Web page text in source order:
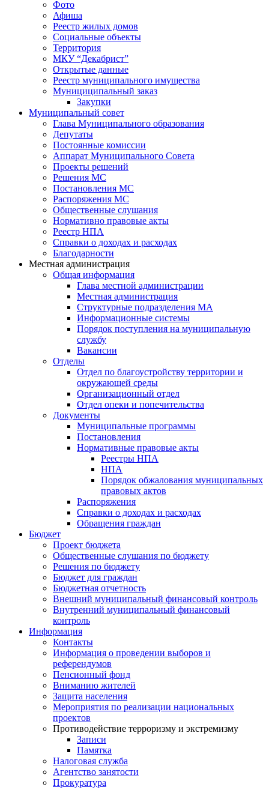
Фото
Афиша
Реестр жилых домов
Социальные объекты
Территория
МКУ “Декабрист”
Открытые данные
Реестр муниципального имущества
Мунициципальный заказ
Закупки
Муниципальный совет
Глава Муниципального образования
Депутаты
Постоянные комиссии
Аппарат Муниципального Совета
Проекты решений
Решения МС
Постановления МС
Распоряжения МС
Общественные слушания
Нормативно правовые акты
Реестр НПА
Справки о доходах и расходах
Благодарности
Местная администрация
Общая информация
Глава местной администрации
Местная администрация
Структурные подразделения МА
Информационные системы
Порядок поступления на муниципальную
службу
Вакансии
Отделы
Отдел по благоустройству территории и
окружающей среды
Организационный отдел
Отдел опеки и попечительства
Документы
Муниципальные программы
Постановления
Нормативные правовые акты
Реестры НПА
НПА
Порядок обжалования муниципальных
правовых актов
Распоряжения
Справки о доходах и расходах
Обращения граждан
Бюджет
Проект бюджета
Общественные слушания по бюджету
Решения по бюджету
Бюджет для граждан
Бюджетная отчетность
Внешний муниципальный финансовый контроль
Внутренний муниципальный финансовый
контроль
Информация
Контакты
Информация о проведении выборов и
референдумов
Пенсионный фонд
Вниманию жителей
Защита населения
Мероприятия по реализации национальных
проектов
Противодействие терроризму и экстремизму
Записи
Памятка
Налоговая служба
Агентство занятости
Прокуратура